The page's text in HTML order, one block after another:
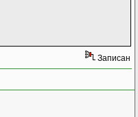
Записан